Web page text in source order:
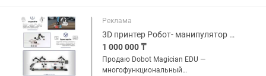
Реклама
3D принтер Робот- манипулятор Dobot magician edu
1 000 000 ₸
Продаю Dobot Magician EDU —
многофункциональный